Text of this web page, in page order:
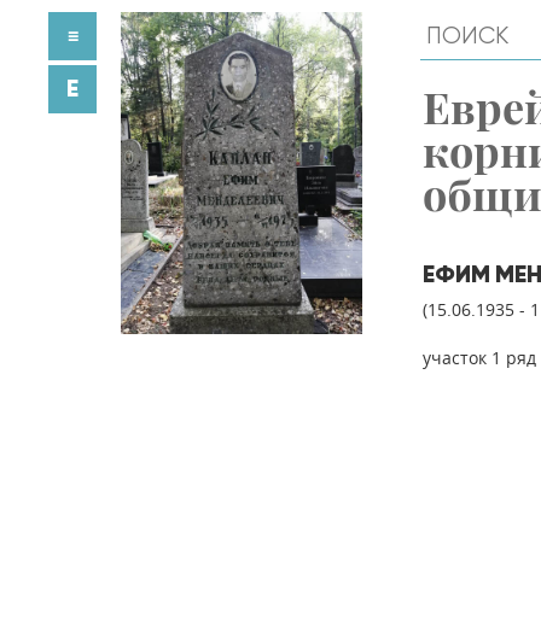
ЕФИМ
(15.06.1935 -
участок 1
≡
E